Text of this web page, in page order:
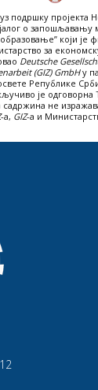
подршку пројекта
о запошљавању
који је
за
Deutsche
(GIZ) GmbHу
Републике
је одговорна
не
-а, GIZ-a и